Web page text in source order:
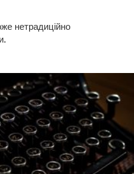
нетрадиційно